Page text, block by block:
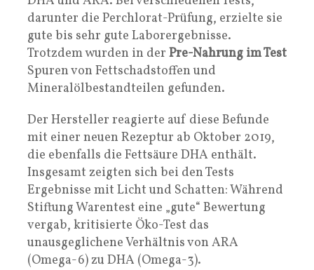
darunter die Perchlorat-Prüfung, erzielte sie
gute bis sehr gute Laborergebnisse.
Trotzdem wurden in der Pre-Nahrung im Test
Spuren von Fettschadstoffen und
Mineralölbestandteilen gefunden.
Der Hersteller reagierte auf diese Befunde
mit einer neuen Rezeptur ab Oktober 2019,
die ebenfalls die Fettsäure DHA enthält.
Insgesamt zeigten sich bei den Tests
Ergebnisse mit Licht und Schatten: Während
Stiftung Warentest eine „gute“ Bewertung
vergab, kritisierte Öko-Test das
unausgeglichene Verhältnis von ARA
(Omega-6) zu DHA (Omega-3).